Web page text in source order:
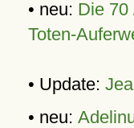
• neu: Die 70
Toten-
• Update:
• neu: